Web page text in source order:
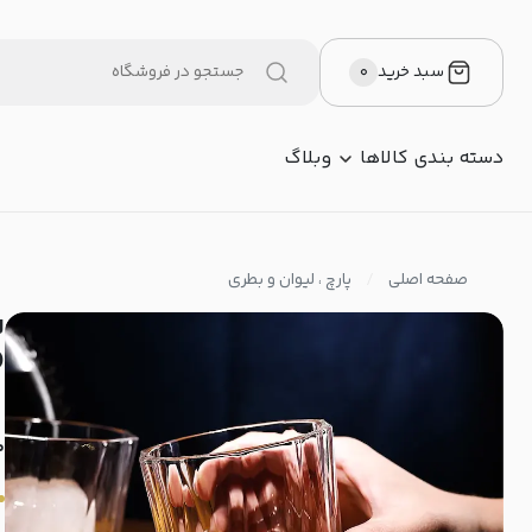
سبد خرید ۰
دسته بندی کالاها وبلاگ
صفحه اصلی پارچ ، لیوان و بطری